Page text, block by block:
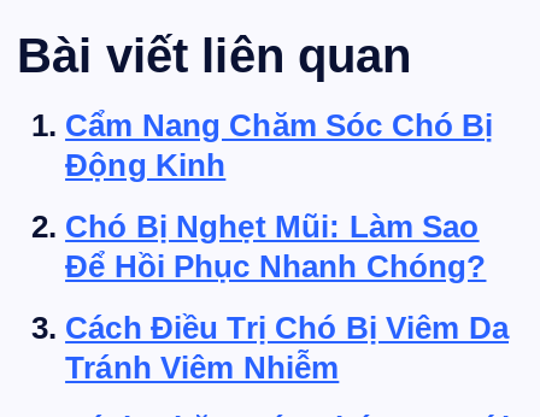
Bài viết liên quan
Cẩm Nang Chăm Sóc Chó Bị
Động Kinh
Chó Bị Nghẹt Mũi: Làm Sao
Để Hồi Phục Nhanh Chóng?
Cách Điều Trị Chó Bị Viêm Da
Tránh Viêm Nhiễm